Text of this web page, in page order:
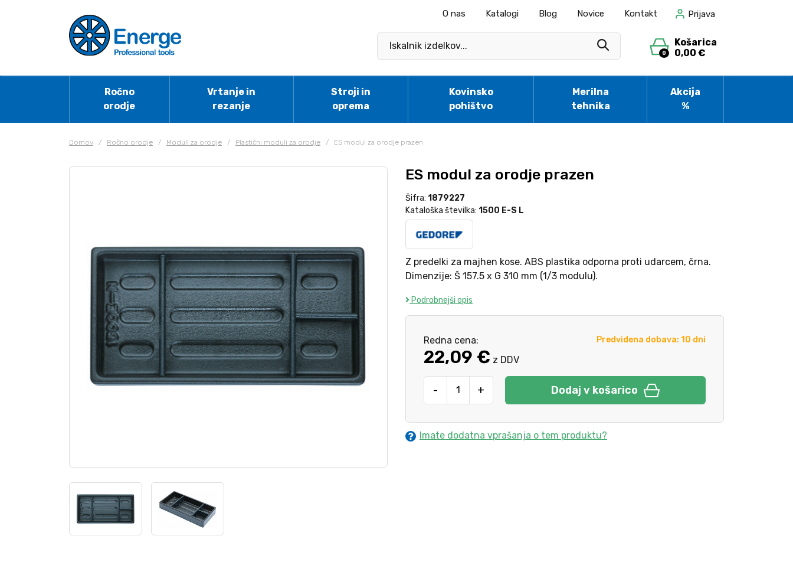
O nas Katalogi Blog Novice Kontakt Prijava
0
Košarica
0,00 €
Ročno
orodje
Vrtanje in
rezanje
Stroji in
oprema
Kovinsko
pohištvo
Merilna
tehnika
Akcija
%
Domov / Ročno orodje / Moduli za orodje / Plastični moduli za orodje / ES modul za orodje prazen
ES modul za orodje prazen
Šifra: 1879227
Kataloška številka: 1500 E-S L
Z predelki za majhen kose. ABS plastika odporna proti udarcem, črna.
Dimenzije: Š 157.5 x G 310 mm (1/3 modulu).
Podrobnejši opis
Predvidena dobava: 10 dni
Redna cena:
22,09 € z DDV
- + Dodaj v košarico
Imate dodatna vprašanja o tem produktu?